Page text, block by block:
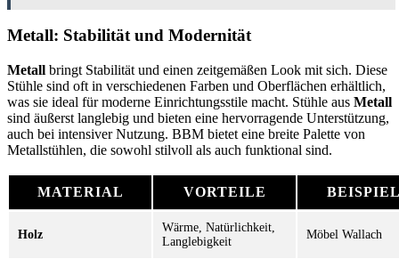
Metall: Stabilität und Modernität
Metall bringt Stabilität und einen zeitgemäßen Look mit sich. Diese
Stühle sind oft in verschiedenen Farben und Oberflächen erhältlich,
was sie ideal für moderne Einrichtungsstile macht. Stühle aus Metall
sind äußerst langlebig und bieten eine hervorragende Unterstützung,
auch bei intensiver Nutzung. BBM bietet eine breite Palette von
Metallstühlen, die sowohl stilvoll als auch funktional sind.
MATERIAL VORTEILE
Holz
Wärme, Natürlichkeit,
Langlebigkeit
Möbel Wallach